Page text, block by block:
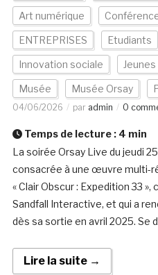
Art numérique
ENTREPRISES Etudiants
Innovation sociale
Musée Musée Orsay
04/06/2026 par admin 0
Temps de lecture : 4 min
La soirée Orsay Live du jeudi
consacrée à une œuvre multi-
« Clair Obscur : Expedition 33
Sandfall Interactive, et qui a
dès sa sortie en avril 2025. Se
Lire la suite →